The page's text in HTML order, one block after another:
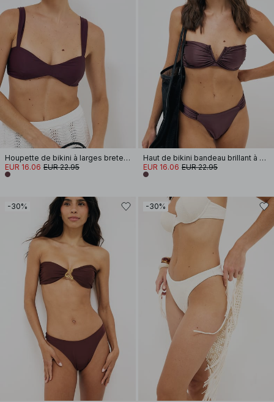
Houpette de bikini à larges bretelles
EUR 16.06 EUR 22.95
Haut de bikini bandeau brillant à armature en V
EUR 16.06 EUR 22.95
-30% -30%